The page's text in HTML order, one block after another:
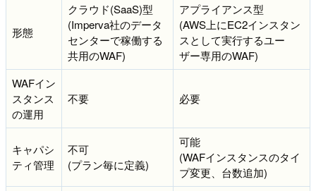
形態
クラウド(SaaS)型
(Imperva社のデータ
センターで稼働する
共用のWAF)
アプライアンス型
(AWS上にEC2インスタン
スとして実行するユー
ザー専用のWAF)
WAFイン
スタンス
の運用
不要 必要
キャパシ
ティ管理
不可
(プラン毎に定義)
可能
(WAFインスタンスのタイ
プ変更、台数追加)